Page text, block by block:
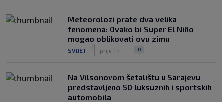
Meteorolozi prate dva velika
fenomena: Ovako bi Super El Niño
mogao oblikovati ovu zimu
SVIJET prije 1 h 0
Na Vilsonovom šetalištu u Sarajevu
predstavljeno 50 luksuznih i sportskih
automobila